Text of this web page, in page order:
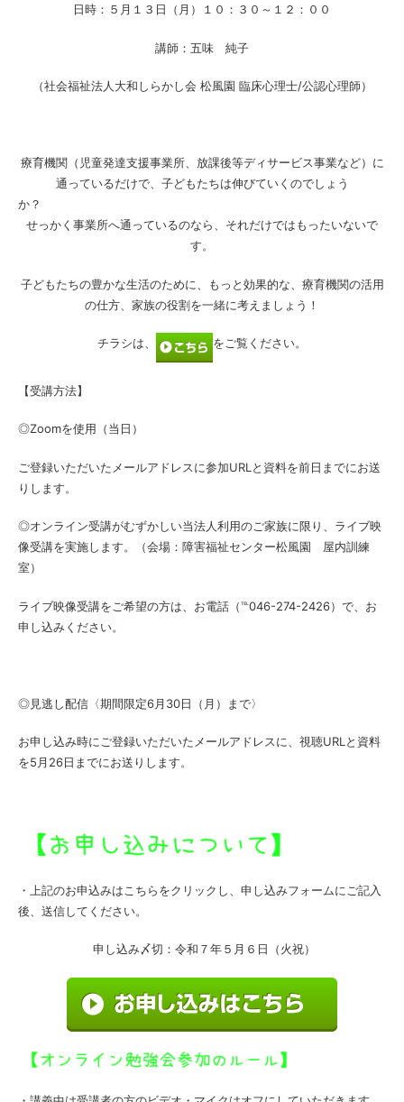
日時：５月１３日（月）１０：３０～１２：００
講師：五味 純子
（社会福祉法人大和しらかし会 松風園 臨床心理士/公認心理師）
療育機関（児童発達支援事業所、放課後等ディサービス事業など）に
通っているだけで、子どもたちは伸びていくのでしょう
か？
せっかく事業所へ通っているのなら、それだけではもったいないで
す。
子どもたちの豊かな生活のために、もっと効果的な、療育機関の活用
の仕方、家族の役割を一緒に考えましょう！
チラシは、 をご覧ください。
【受講方法】
◎Zoomを使用（当日）
ご登録いただいたメールアドレスに参加URLと資料を前日までにお送
りします。
◎オンライン受講がむずかしい当法人利用のご家族に限り、ライブ映
像受講を実施します。（会場：障害福祉センター松風園 屋内訓練
室）
ライブ映像受講をご希望の方は、お電話（℡046-274-2426）で、お
申し込みください。
◎見逃し配信〈期間限定6月30日（月）まで〉
お申し込み時にご登録いただいたメールアドレスに、視聴URLと資料
を5月26日までにお送りします。
・上記のお申込みはこちらをクリックし、申し込みフォームにご記入
後、送信してください。
申し込み〆切：令和７年５月６日（火祝）